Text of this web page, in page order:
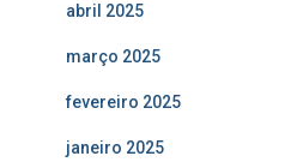
abril 2025
março 2025
fevereiro 2025
janeiro 2025